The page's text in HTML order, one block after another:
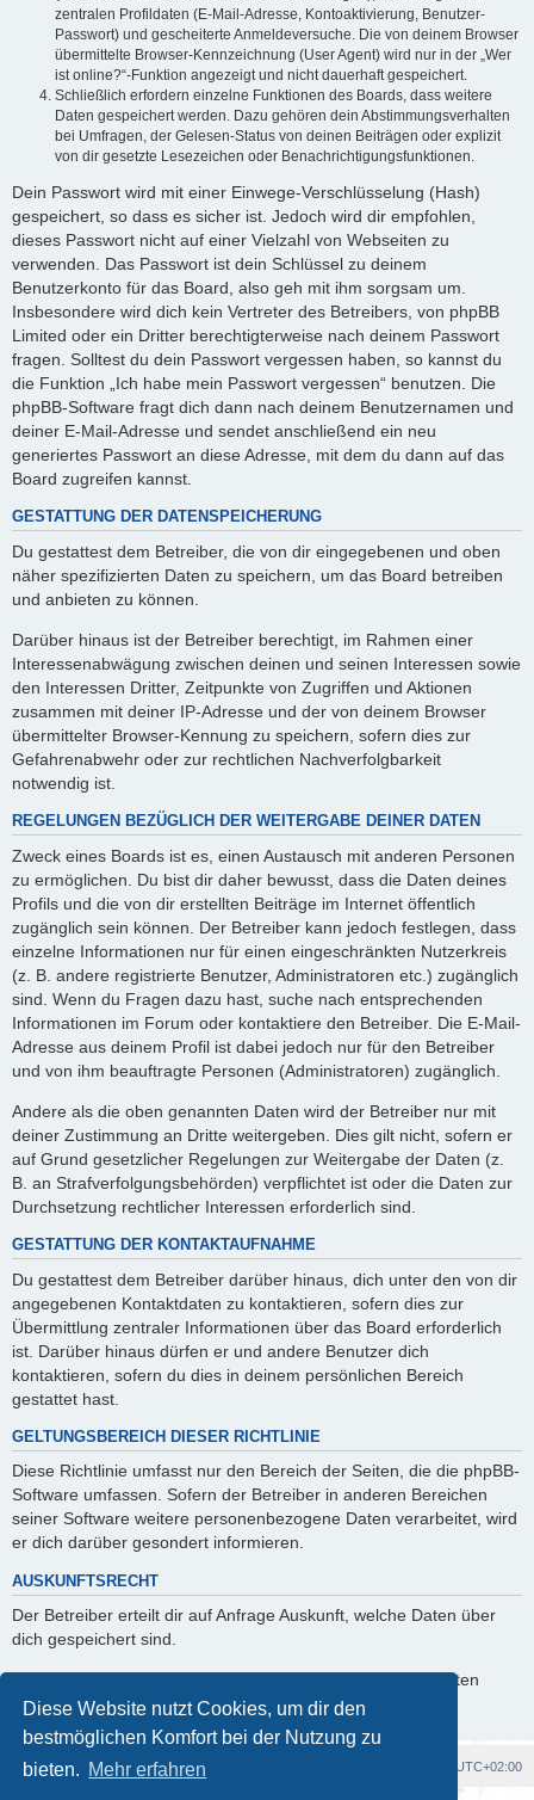
Diese Website nutzt Cookies, um dir den
bestmöglichen Komfort bei der Nutzung zu
bieten. Mehr erfahren
zentralen Profildaten (E-Mail-Adresse, Kontoaktivierung, Benutzer-
Passwort) und gescheiterte Anmeldeversuche. Die von deinem Browser
übermittelte Browser-Kennzeichnung (User Agent) wird nur in der „Wer
ist online?“-Funktion angezeigt und nicht dauerhaft gespeichert.
Schließlich erfordern einzelne Funktionen des Boards, dass weitere
Daten gespeichert werden. Dazu gehören dein Abstimmungsverhalten
bei Umfragen, der Gelesen-Status von deinen Beiträgen oder explizit
von dir gesetzte Lesezeichen oder Benachrichtigungsfunktionen.
Dein Passwort wird mit einer Einwege-Verschlüsselung (Hash)
gespeichert, so dass es sicher ist. Jedoch wird dir empfohlen,
dieses Passwort nicht auf einer Vielzahl von Webseiten zu
verwenden. Das Passwort ist dein Schlüssel zu deinem
Benutzerkonto für das Board, also geh mit ihm sorgsam um.
Insbesondere wird dich kein Vertreter des Betreibers, von phpBB
Limited oder ein Dritter berechtigterweise nach deinem Passwort
fragen. Solltest du dein Passwort vergessen haben, so kannst du
die Funktion „Ich habe mein Passwort vergessen“ benutzen. Die
phpBB-Software fragt dich dann nach deinem Benutzernamen und
deiner E-Mail-Adresse und sendet anschließend ein neu
generiertes Passwort an diese Adresse, mit dem du dann auf das
Board zugreifen kannst.
GESTATTUNG DER DATENSPEICHERUNG
Du gestattest dem Betreiber, die von dir eingegebenen und oben
näher spezifizierten Daten zu speichern, um das Board betreiben
und anbieten zu können.
Darüber hinaus ist der Betreiber berechtigt, im Rahmen einer
Interessenabwägung zwischen deinen und seinen Interessen sowie
den Interessen Dritter, Zeitpunkte von Zugriffen und Aktionen
zusammen mit deiner IP-Adresse und der von deinem Browser
übermittelter Browser-Kennung zu speichern, sofern dies zur
Gefahrenabwehr oder zur rechtlichen Nachverfolgbarkeit
notwendig ist.
REGELUNGEN BEZÜGLICH DER WEITERGABE DEINER DATEN
Zweck eines Boards ist es, einen Austausch mit anderen Personen
zu ermöglichen. Du bist dir daher bewusst, dass die Daten deines
Profils und die von dir erstellten Beiträge im Internet öffentlich
zugänglich sein können. Der Betreiber kann jedoch festlegen, dass
einzelne Informationen nur für einen eingeschränkten Nutzerkreis
(z. B. andere registrierte Benutzer, Administratoren etc.) zugänglich
sind. Wenn du Fragen dazu hast, suche nach entsprechenden
Informationen im Forum oder kontaktiere den Betreiber. Die E-Mail-
Adresse aus deinem Profil ist dabei jedoch nur für den Betreiber
und von ihm beauftragte Personen (Administratoren) zugänglich.
Andere als die oben genannten Daten wird der Betreiber nur mit
deiner Zustimmung an Dritte weitergeben. Dies gilt nicht, sofern er
auf Grund gesetzlicher Regelungen zur Weitergabe der Daten (z.
B. an Strafverfolgungsbehörden) verpflichtet ist oder die Daten zur
Durchsetzung rechtlicher Interessen erforderlich sind.
GESTATTUNG DER KONTAKTAUFNAHME
Du gestattest dem Betreiber darüber hinaus, dich unter den von dir
angegebenen Kontaktdaten zu kontaktieren, sofern dies zur
Übermittlung zentraler Informationen über das Board erforderlich
ist. Darüber hinaus dürfen er und andere Benutzer dich
kontaktieren, sofern du dies in deinem persönlichen Bereich
gestattet hast.
GELTUNGSBEREICH DIESER RICHTLINIE
Diese Richtlinie umfasst nur den Bereich der Seiten, die die phpBB-
Software umfassen. Sofern der Betreiber in anderen Bereichen
seiner Software weitere personenbezogene Daten verarbeitet, wird
er dich darüber gesondert informieren.
AUSKUNFTSRECHT
Der Betreiber erteilt dir auf Anfrage Auskunft, welche Daten über
dich gespeichert sind.
Du kannst jederzeit die Löschung bzw. Sperrung deiner Daten
verlangen. Kontaktiere hierzu bitte den Betreiber.
Foren-Übersicht UTC+02:00